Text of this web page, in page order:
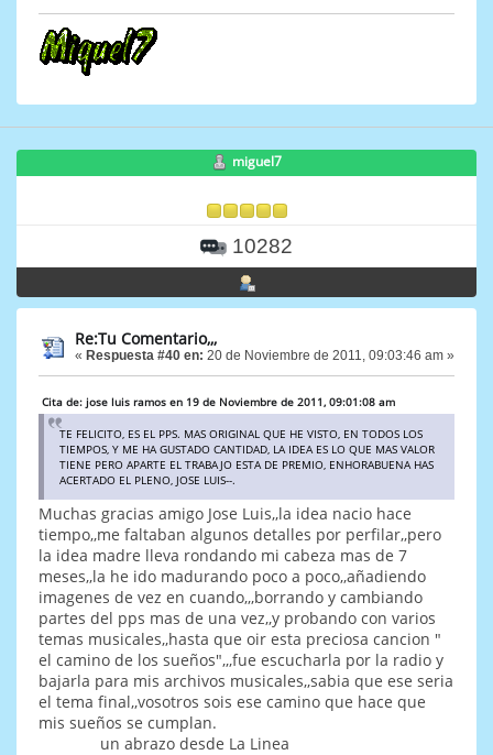
miguel7
10282
Re:Tu Comentario,,,
« Respuesta #40 en: 20 de Noviembre de 2011, 09:03:46 am »
Cita de: jose luis ramos en 19 de Noviembre de 2011, 09:01:08 am
TE FELICITO, ES EL PPS. MAS ORIGINAL QUE HE VISTO, EN TODOS LOS
TIEMPOS, Y ME HA GUSTADO CANTIDAD, LA IDEA ES LO QUE MAS VALOR
TIENE PERO APARTE EL TRABAJO ESTA DE PREMIO, ENHORABUENA HAS
ACERTADO EL PLENO, JOSE LUIS--.
Muchas gracias amigo Jose Luis,,la idea nacio hace
tiempo,,me faltaban algunos detalles por perfilar,,pero
la idea madre lleva rondando mi cabeza mas de 7
meses,,la he ido madurando poco a poco,,añadiendo
imagenes de vez en cuando,,,borrando y cambiando
partes del pps mas de una vez,,y probando con varios
temas musicales,,hasta que oir esta preciosa cancion "
el camino de los sueños",,,fue escucharla por la radio y
bajarla para mis archivos musicales,,sabia que ese seria
el tema final,,vosotros sois ese camino que hace que
mis sueños se cumplan.
un abrazo desde La Linea